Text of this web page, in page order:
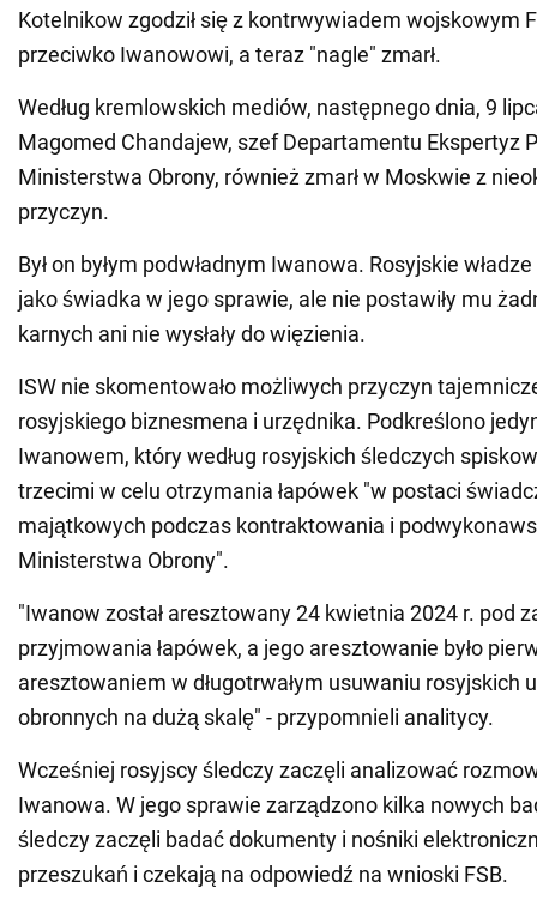
Kotelnikow zgodził się z kontrwywiadem wojskowym
przeciwko Iwanowowi, a teraz "nagle" zmarł.
Według kremlowskich mediów, następnego dnia, 9
Magomed Chandajew, szef Departamentu Ekspertyz
Ministerstwa Obrony, również zmarł w Moskwie z
przyczyn.
Był on byłym podwładnym Iwanowa. Rosyjskie
jako świadka w jego sprawie, ale nie postawiły mu
karnych ani nie wysłały do więzienia.
ISW nie skomentowało możliwych przyczyn
rosyjskiego biznesmena i urzędnika. Podkreślono
Iwanowem, który według rosyjskich śledczych
trzecimi w celu otrzymania łapówek "w postaci
majątkowych podczas kontraktowania i
Ministerstwa Obrony".
"Iwanow został aresztowany 24 kwietnia 2024 r. pod
przyjmowania łapówek, a jego aresztowanie było
aresztowaniem w długotrwałym usuwaniu rosyjskich
obronnych na dużą skalę" - przypomnieli analitycy.
Wcześniej rosyjscy śledczy zaczęli analizować
Iwanowa. W jego sprawie zarządzono kilka nowych
śledczy zaczęli badać dokumenty i nośniki
przeszukań i czekają na odpowiedź na wnioski FSB.